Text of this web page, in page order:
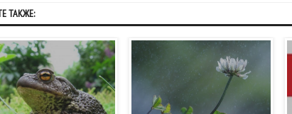
ТАКЖЕ: